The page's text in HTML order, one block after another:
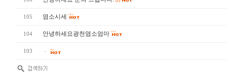
105 염소시세
104 안녕하세요광천염소엄마
103 ᆞ